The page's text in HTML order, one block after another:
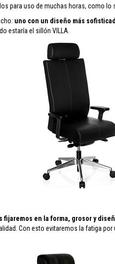
para uso de muchas horas, como lo
uno con un diseño más
estaría el sillón VILLA.
fijaremos en la forma, grosor y
Con esto evitaremos la fatiga